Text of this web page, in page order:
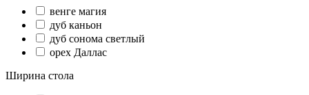
венге магия
дуб каньон
дуб сонома светлый
орех Даллас
Ширина стола